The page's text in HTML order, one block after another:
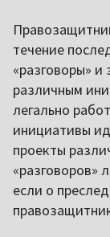
течение
«разговоры»
различным
легально
инициативы
проекты
«разговоров»
если о